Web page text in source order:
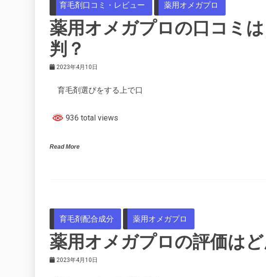
育毛剤口コミ・レビュー 薬用オメガプロ
薬用オメガプロの口コミ
判？
2023年4月10日
育毛剤選びをする上で口
936 total views
Read More
育毛剤配合成分 薬用オメガプロ
薬用オメガプロの評価は
2023年4月10日